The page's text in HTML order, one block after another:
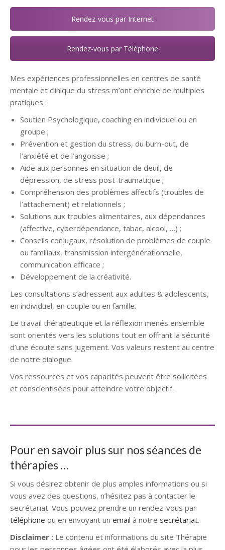
Rendez-vous par Internet
Rendez-vous par Téléphone
Mes expériences professionnelles en centres de santé
mentale et clinique du stress m’ont enrichie de multiples
pratiques :
Soutien Psychologique, coaching en individuel ou en
groupe ;
Prévention et gestion du stress, du burn-out, de
l’anxiété et de l’angoisse ;
Aide aux personnes en situation de deuil, de
dépression, de stress post-traumatique ;
Compréhension des problèmes affectifs (troubles de
l’attachement) et relationnels ;
Solutions aux troubles alimentaires, aux dépendances
(affective, cyberdépendance, tabac, alcool, …) ;
Conseils conjugaux, résolution de problèmes de couple
ou familiaux, transmission intergénérationnelle,
communication efficace ;
Développement de la créativité.
Les consultations s’adressent aux adultes & adolescents,
en individuel, en couple ou en famille.
Le travail thérapeutique et la réflexion menés ensemble
sont orientés vers les solutions tout en offrant la sécurité
d’une écoute sans jugement. Vos valeurs restent au centre
de notre dialogue.
Vos ressources et vos capacités peuvent être sollicitées
et conscientisées pour atteindre votre objectif.
Pour en savoir plus sur nos séances de
thérapies …
Si vous désirez obtenir de plus amples informations ou si
vous avez des questions, n’hésitez pas à contacter le
secrétariat. Vous pouvez prendre un rendez-vous par
téléphone ou en envoyant un email à notre secrétariat.
Disclaimer : Le contenu et informations du site Thérapie